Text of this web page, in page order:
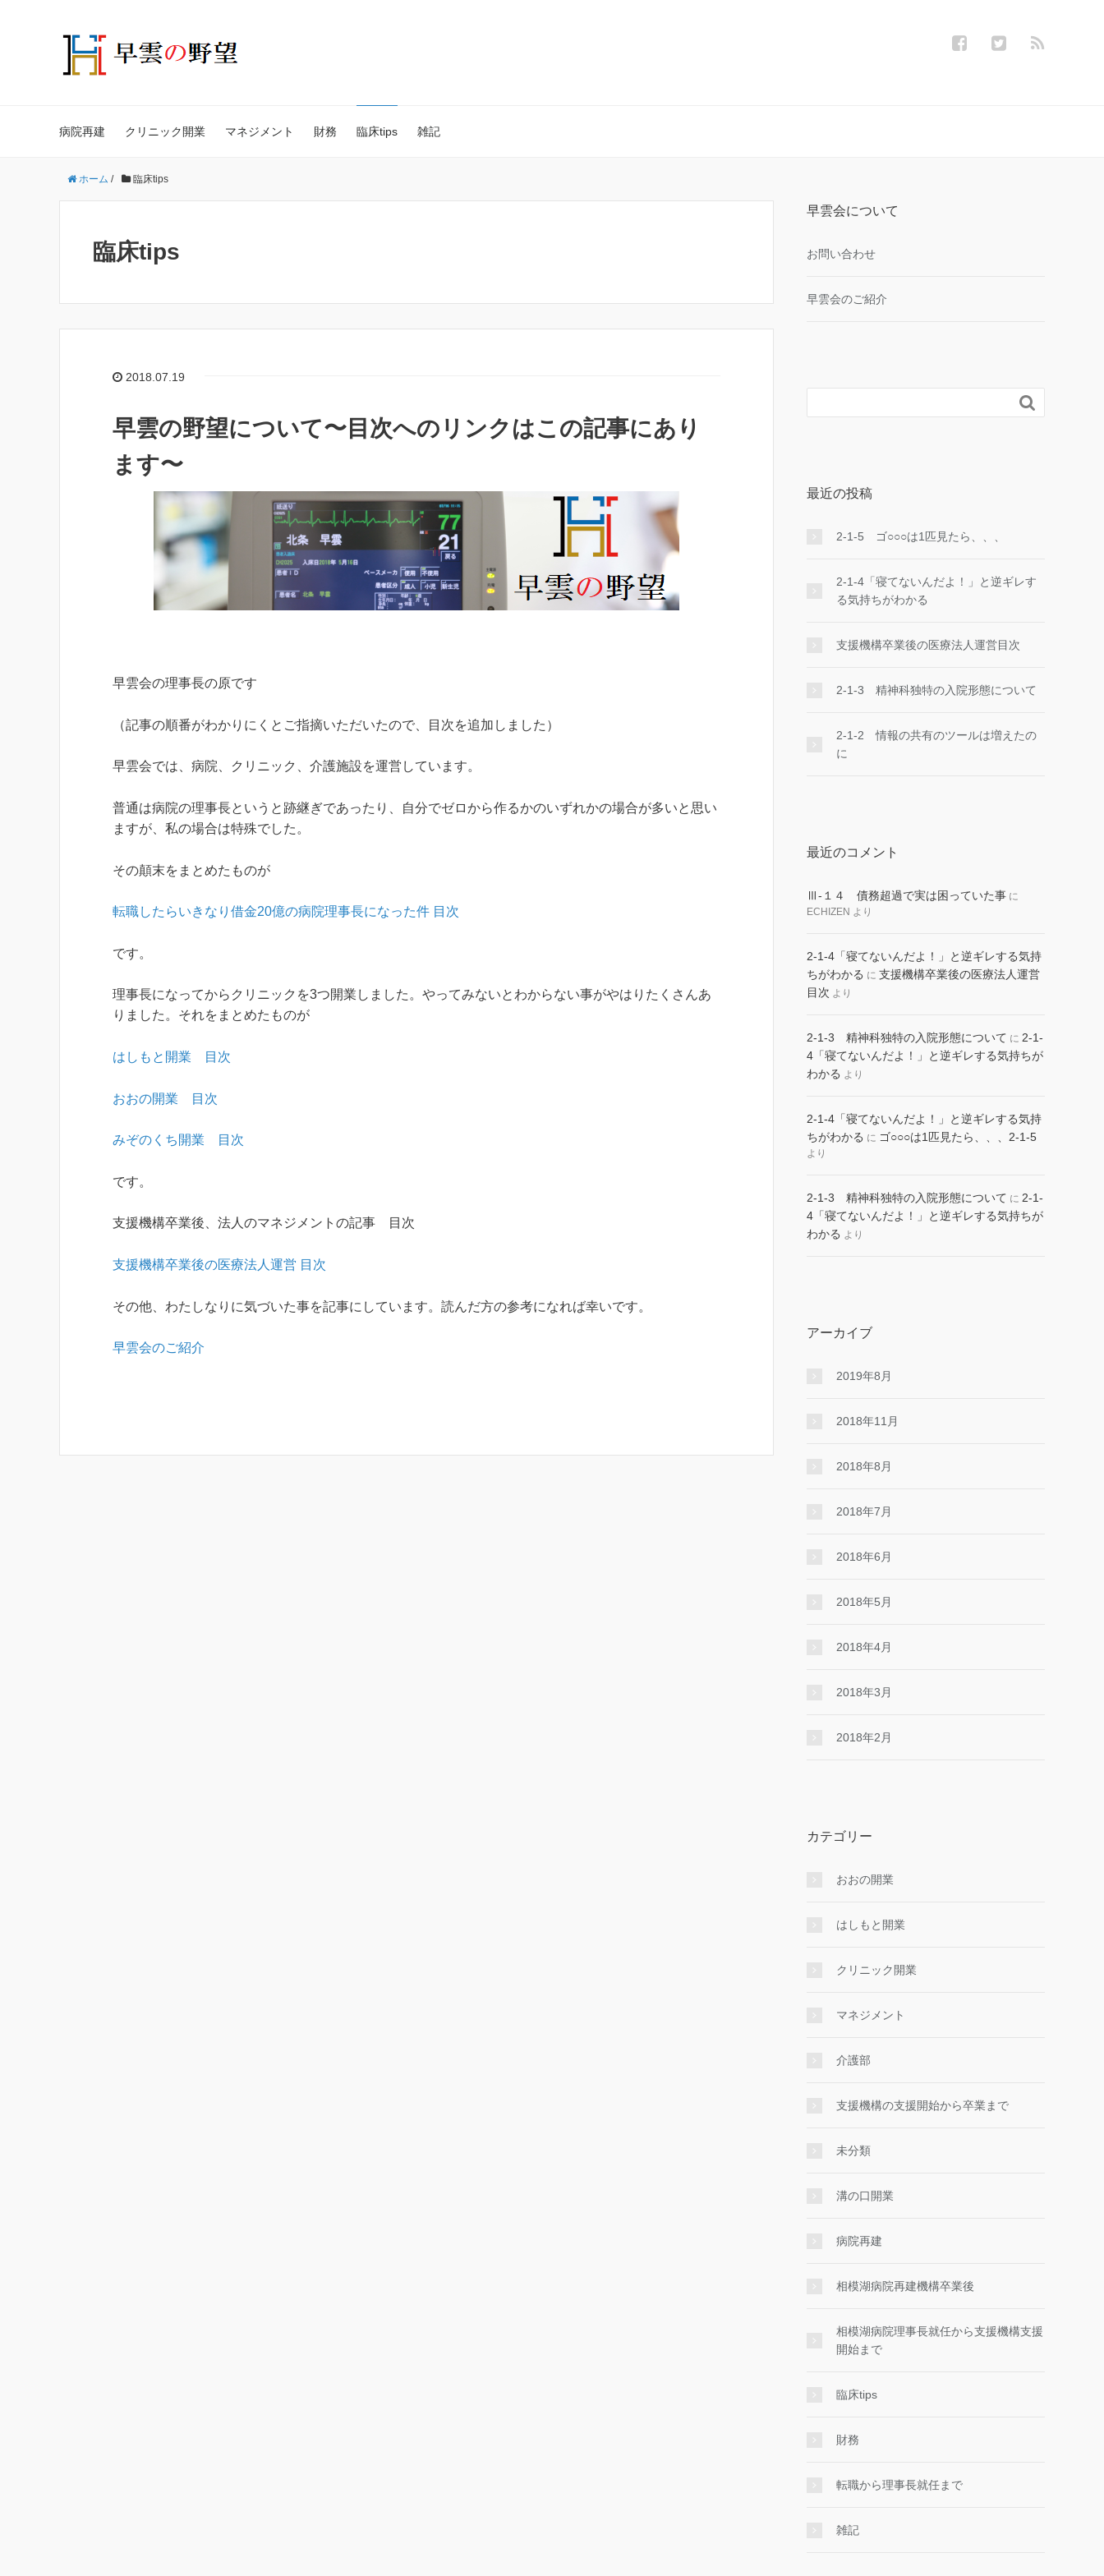
病院再建 クリニック開業 マネジメント 財務 臨床tips 雑記
ホーム / 臨床tips
臨床tips
2018.07.19
早雲の野望について〜目次へのリンクはこの記事にあり
ます〜
早雲会の理事長の原です
（記事の順番がわかりにくとご指摘いただいたので、目次を追加しました）
早雲会では、病院、クリニック、介護施設を運営しています。
普通は病院の理事長というと跡継ぎであったり、自分でゼロから作るかのいずれかの場合が多いと思い
ますが、私の場合は特殊でした。
その顛末をまとめたものが
転職したらいきなり借金20億の病院理事長になった件 目次
です。
理事長になってからクリニックを3つ開業しました。やってみないとわからない事がやはりたくさんあ
りました。それをまとめたものが
はしもと開業 目次
おおの開業 目次
みぞのくち開業 目次
です。
支援機構卒業後、法人のマネジメントの記事 目次
支援機構卒業後の医療法人運営 目次
その他、わたしなりに気づいた事を記事にしています。読んだ方の参考になれば幸いです。
早雲会のご紹介
早雲会について
お問い合わせ
早雲会のご紹介

最近の投稿
2-1-5 ゴ○○○は1匹見たら、、、
2-1-4「寝てないんだよ！」と逆ギレす
る気持ちがわかる
支援機構卒業後の医療法人運営目次
2-1-3 精神科独特の入院形態について
2-1-2 情報の共有のツールは増えたの
に
最近のコメント
Ⅲ-１４ 債務超過で実は困っていた事 に
ECHIZEN より
2-1-4「寝てないんだよ！」と逆ギレする気持
ちがわかる に 支援機構卒業後の医療法人運営
目次 より
2-1-3 精神科独特の入院形態について に 2-1-
4「寝てないんだよ！」と逆ギレする気持ちが
わかる より
2-1-4「寝てないんだよ！」と逆ギレする気持
ちがわかる に ゴ○○○は1匹見たら、、、2-1-5
より
2-1-3 精神科独特の入院形態について に 2-1-
4「寝てないんだよ！」と逆ギレする気持ちが
わかる より
アーカイブ
2019年8月
2018年11月
2018年8月
2018年7月
2018年6月
2018年5月
2018年4月
2018年3月
2018年2月
カテゴリー
おおの開業
はしもと開業
クリニック開業
マネジメント
介護部
支援機構の支援開始から卒業まで
未分類
溝の口開業
病院再建
相模湖病院再建機構卒業後
相模湖病院理事長就任から支援機構支援
開始まで
臨床tips
財務
転職から理事長就任まで
雑記